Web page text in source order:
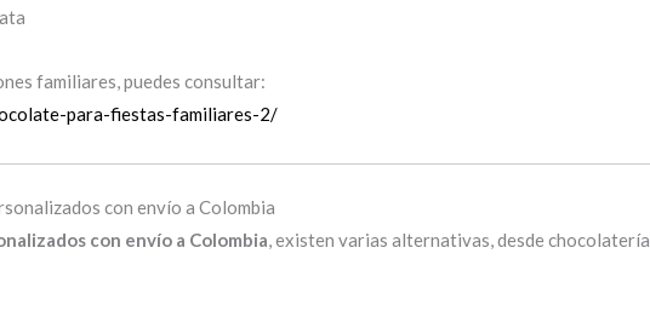
familiares, puedes consultar:
para-fiestas-familiares-2/
con envío a Colombia
con envío a Colombia, existen varias alternativas, desde